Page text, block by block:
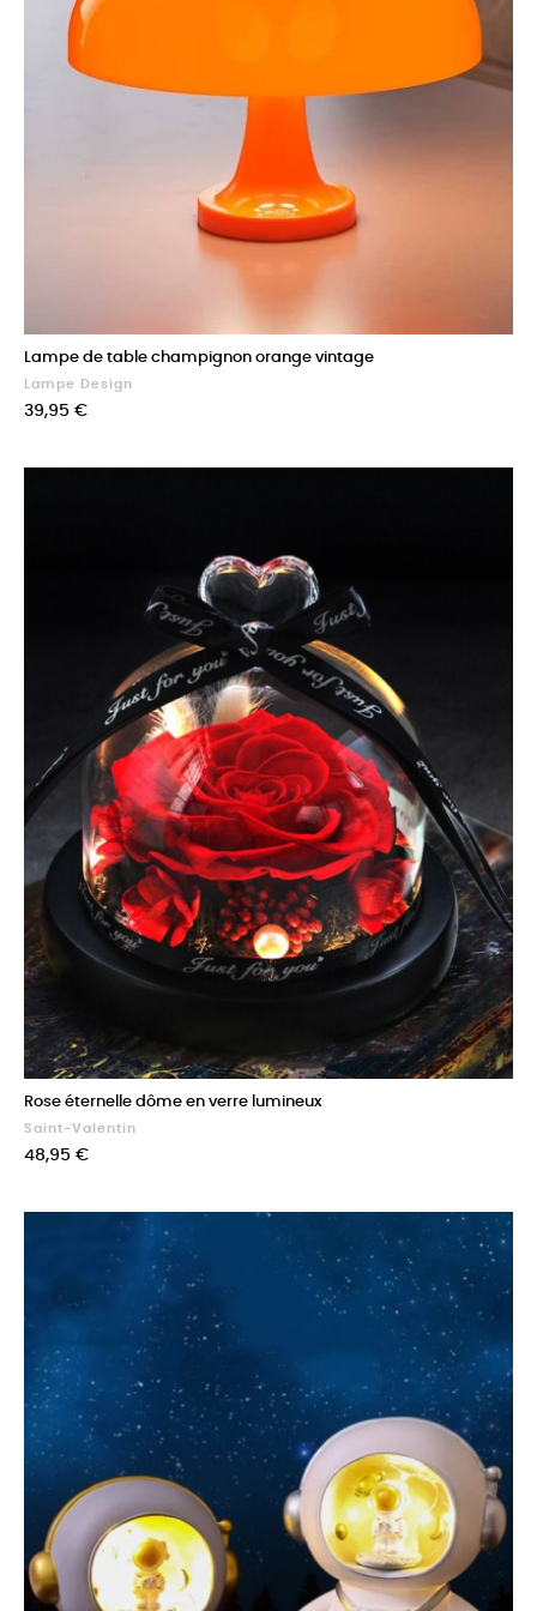
Lampe de table champignon orange vintage
Lampe Design
Prix
39,95 €
Rose éternelle dôme en verre lumineux
Saint-Valentin
Prix
48,95 €